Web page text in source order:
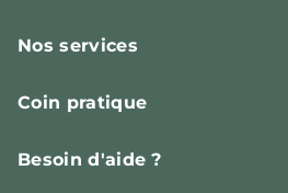
Nos services
Coin pratique
Besoin d'aide ?